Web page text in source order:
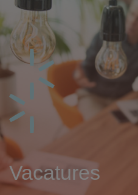
Vacatures